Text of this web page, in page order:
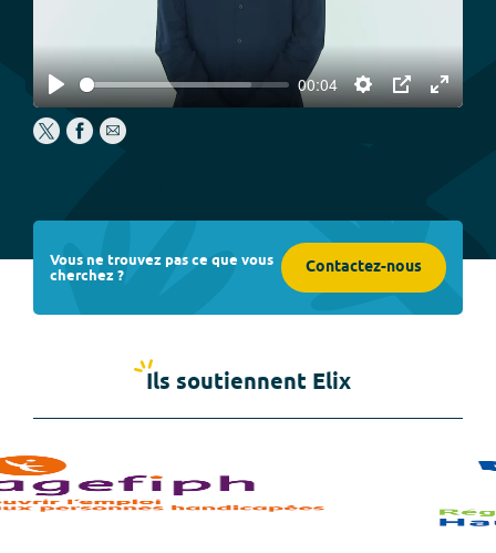
Play
00:04
Settings
PIP
Enter
Vous ne trouvez pas ce que vous
cherchez ? Contactez-nous
Ils soutiennent Elix